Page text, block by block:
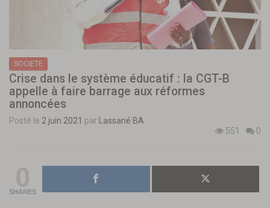
SOCIETE
Crise dans le système éducatif : la CGT-B
appelle à faire barrage aux réformes
annoncées
Posté le 2 juin 2021 par Lassané BA
551
0
SHARES